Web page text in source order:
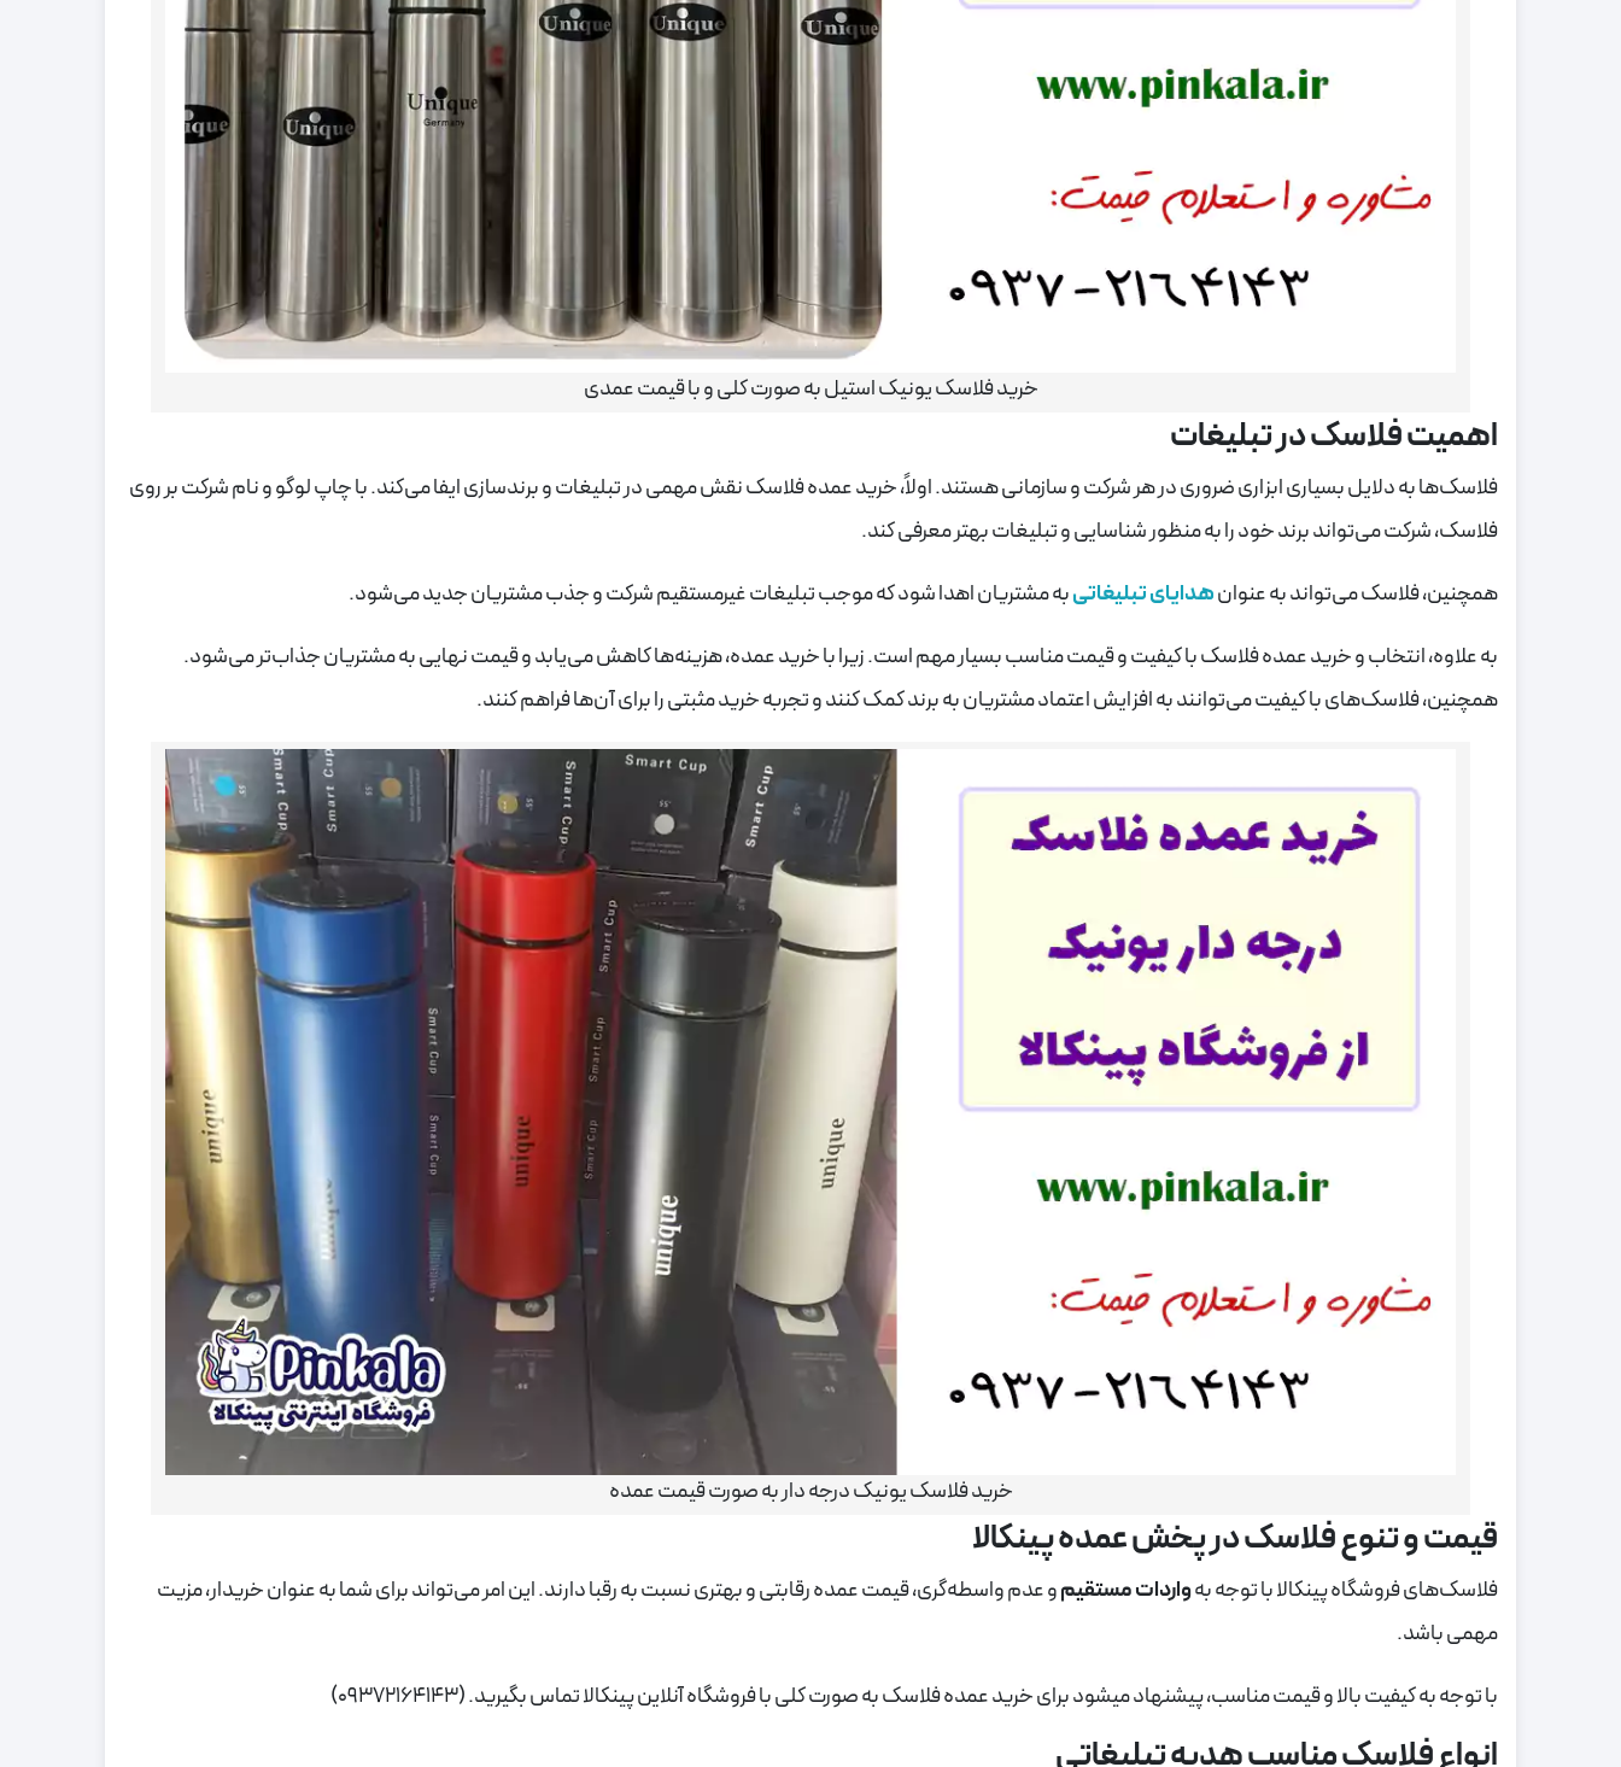
خرید فلاسک یونیک استیل به صورت کلی و با قیمت عمدی
اهمیت فلاسک‌ در تبلیغات
فلاسک‌ها به دلایل بسیاری ابزاری ضروری در هر شرکت و سازمانی هستند. اولاً، خرید عمده فلاسک‌ نقش مهمی در تبلیغات و برندسازی ایفا می‌کند. با چاپ لوگو و نام شرکت بر روی
فلاسک‌، شرکت می‌تواند برند خود را به منظور شناسایی و تبلیغات بهتر معرفی کند.
همچنین، فلاسک‌ می‌تواند به عنوانهدایای تبلیغاتیبه مشتریان اهدا شود که موجب تبلیغات غیرمستقیم شرکت و جذب مشتریان جدید می‌شود.
به علاوه، انتخاب و خرید عمده فلاسک‌ با کیفیت و قیمت مناسب بسیار مهم است. زیرا با خرید عمده، هزینه‌ها کاهش می‌یابد و قیمت نهایی به مشتریان جذاب‌تر می‌شود.
همچنین، فلاسک‌های با کیفیت می‌توانند به افزایش اعتماد مشتریان به برند کمک کنند و تجربه خرید مثبتی را برای آن‌ها فراهم کنند.
خرید فلاسک یونیک درجه دار به صورت قیمت عمده
قیمت و تنوع فلاسک در پخش عمده پینکالا
فلاسک‌های فروشگاه پینکالا با توجه بهواردات مستقیمو عدم واسطه‌گری، قیمت عمده رقابتی و بهتری نسبت به رقبا دارند. این امر می‌تواند برای شما به عنوان خریدار، مزیت
مهمی باشد.
با توجه به کیفیت بالا و قیمت مناسب، پیشنهاد میشود برای خرید عمده فلاسک به صورت کلی با فروشگاه آنلاین پینکالا تماس بگیرید. (09372164143)
انواع فلاسک مناسب هدیه تبلیغاتی